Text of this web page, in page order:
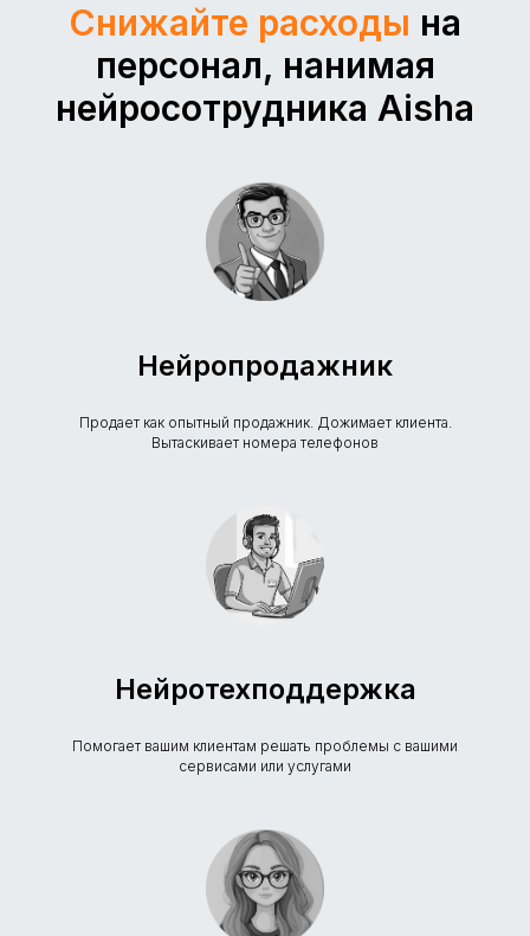
Снижайте расходы на
персонал, нанимая
нейросотрудника Aisha
Нейропродажник
Продает как опытный продажник. Дожимает клиента.
Вытаскивает номера телефонов
Нейротехподдержка
Помогает вашим клиентам решать проблемы с вашими
сервисами или услугами